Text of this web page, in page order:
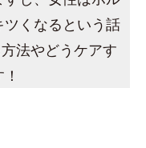
くなるという話
法やどうケアす